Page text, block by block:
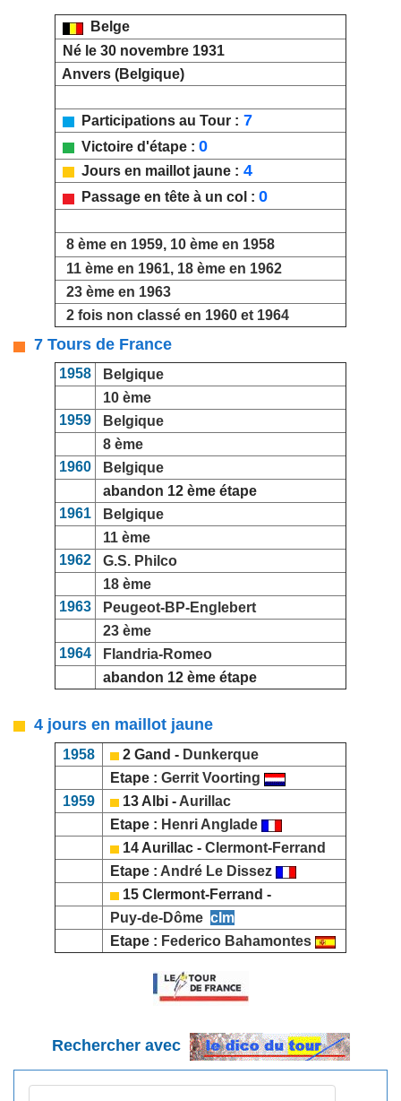
Belge
Né le 30 novembre 1931
Anvers (Belgique)
Participations au Tour : 7
Victoire d'étape : 0
Jours en maillot jaune : 4
Passage en tête à un col : 0
8 ème en 1959, 10 ème en 1958
11 ème en 1961, 18 ème en 1962
23 ème en 1963
2 fois non classé en 1960 et 1964
7 Tours de France
1958
Belgique
10 ème
1959
Belgique
8 ème
1960
Belgique
abandon 12 ème étape
1961
Belgique
11 ème
1962
G.S. Philco
18 ème
1963
Peugeot-BP-Englebert
23 ème
1964
Flandria-Romeo
abandon 12 ème étape
4 jours en maillot jaune
1958 2 Gand - Dunkerque
Etape : Gerrit Voorting
1959
13 Albi - Aurillac
Etape : Henri Anglade
14 Aurillac - Clermont-Ferrand
Etape : André Le Dissez
15 Clermont-Ferrand -
Puy-de-Dôme clm
Etape : Federico Bahamontes
Rechercher avec